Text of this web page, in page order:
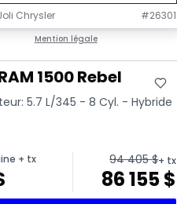
Chrysler #26301
Mention légale
1500 Rebel
5.7 L/345 - 8 Cyl. - Hybride
+ tx 94 405$+ tx
86 155$